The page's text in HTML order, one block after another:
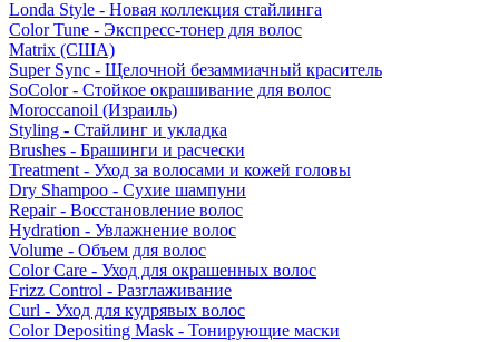
Londa Style - Новая коллекция стайлинга
Color Tune - Экспресс-тонер для волос
Matrix (США)
Super Sync - Щелочной безаммиачный краситель
SoColor - Стойкое окрашивание для волос
Moroccanoil (Израиль)
Styling - Стайлинг и укладка
Brushes - Брашинги и расчески
Treatment - Уход за волосами и кожей головы
Dry Shampoo - Сухие шампуни
Repair - Восстановление волос
Hydration - Увлажнение волос
Volume - Объем для волос
Color Care - Уход для окрашенных волос
Frizz Control - Разглаживание
Curl - Уход для кудрявых волос
Color Depositing Mask - Тонирующие маски